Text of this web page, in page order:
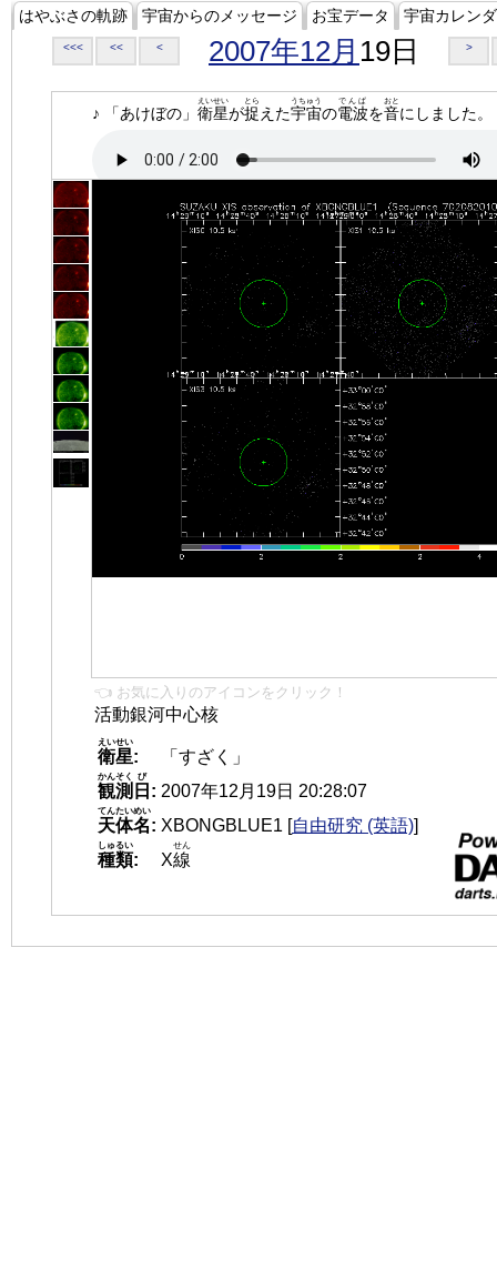
はやぶさの軌跡 宇宙からのメッセージ お宝データ 宇宙カレン
<<< << < 2007年12月 19日 >
♪ 「あけぼの」 衛星
えいせい
が捉
とら
えた宇宙
うちゅう
の電波
でんぱ
を音
おと
にしました。
👈 お気に入りのアイコンをクリック！
活動銀河中心核
衛星
えいせい
:
「すざく」
観測
かんそく
日
び
: 2007年12月19日 20:28:07
天体名
てんたいめい
: XBONGBLUE1 [自由研究 (英語)]
種類
しゅるい
: X線
せん